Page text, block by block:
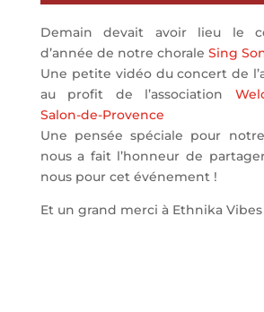
Demain devait avoir lieu le
d’année de notre chorale Sing
Une petite vidéo du concert de
au profit de l’association
Salon-de-Provence
Une pensée spéciale pour
nous a fait l’honneur de
nous pour cet événement !
Et un grand merci à Ethnika Vibes